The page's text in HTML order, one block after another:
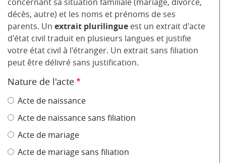
décès, autre) et les noms et prénoms de ses
parents. Unextrait plurilingue est un extrait d'acte
d'état civil traduit en plusieurs langues et justifie
votre état civil à l'étranger. Un extrait sans filiation
peut être délivré sans justification.
Nature de l'acte
Acte de naissance
Acte de naissance sans filiation
Acte de mariage
Acte de mariage sans filiation